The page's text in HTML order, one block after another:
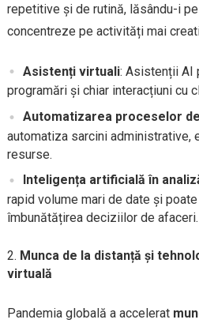
repetitive și de rutină, lăsându-i
concentreze pe activități mai
Asistenți virtuali: Asistenții AI
programări și chiar interacțiuni cu
Automatizarea proceselor
automatiza sarcini administrative,
resurse.
Inteligența artificială în
rapid volume mari de date și
îmbunătățirea deciziilor de afaceri.
Munca de la distanță și
virtuală
Pandemia globală a accelerat